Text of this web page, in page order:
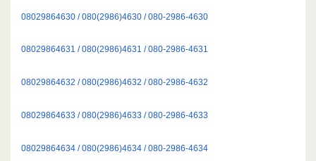
08029864630 / 080(2986)4630 / 080-2986-4630
08029864631 / 080(2986)4631 / 080-2986-4631
08029864632 / 080(2986)4632 / 080-2986-4632
08029864633 / 080(2986)4633 / 080-2986-4633
08029864634 / 080(2986)4634 / 080-2986-4634